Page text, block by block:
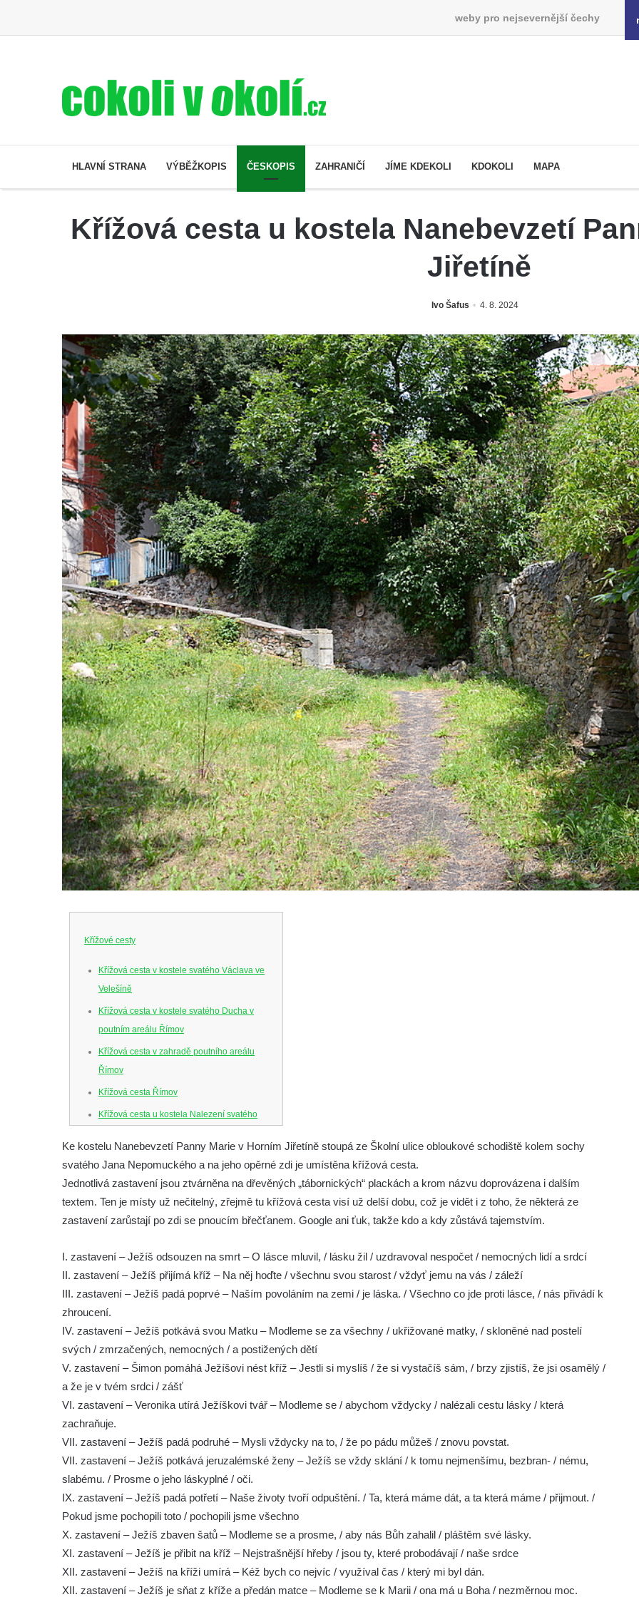
weby pro nejsevernější čechy
HLAVNÍ STRANA VÝBĚŽKOPIS ČESKOPIS ZAHRANIČÍ JÍME KDEKOLI KDOKOLI MAPA
Křížová cesta u kostela Nanebevzetí
Jiřetíně
Ivo Šafus 4. 8. 2024
Křížové cesty
Křížová cesta v kostele svatého Václava ve
Velešíně
Křížová cesta v kostele svatého Ducha v
poutním areálu Římov
Křížová cesta v zahradě poutního areálu
Římov
Křížová cesta Římov
Křížová cesta u kostela Nalezení svatého
Křížová cesta na Křížovém vrchu ve
Křížová cesta u kostela Nanebevzetí Panny
Marie v Horním Jiřetíně
Grabštejně
Křížová cesta u kostela svaté Máří
Magdaleny v Mařenicích
Křížová cesta Starý Hrozňatov
Křížová cesta v kapli Panny Marie Fatimské
ve Mšeném-lázně
Křížová cesta v kostele svatého Vavřince v
Království u Šluknova
Křížová cesta na fasádě kostela
Nanebevzetí Panny Marie v Schirgiswalde
Křížová cesta v kapli svatého Jana
Nepomuckého na návsi v Leské
Křížová cesta Chlumec
Křížová cesta u kostela Narození Panny
Ke kostelu Nanebevzetí Panny Marie v Horním Jiřetíně stoupá ze Školní ulice obloukové schodiště kolem sochy
svatého Jana Nepomuckého a na jeho opěrné zdi je umístěna křížová cesta.
Jednotlivá zastavení jsou ztvárněna na dřevěných „tábornických“ plackách a krom názvu doprovázena i dalším
textem. Ten je místy už nečitelný, zřejmě tu křížová cesta visí už delší dobu, což je vidět i z toho, že některá ze
zastavení zarůstají po zdi se pnoucím břečťanem. Google ani ťuk, takže kdo a kdy zůstává tajemstvím.
I. zastavení – Ježíš odsouzen na smrt – O lásce mluvil, / lásku žil / uzdravoval nespočet / nemocných lidí a srdcí
II. zastavení – Ježíš přijímá kříž – Na něj hoďte / všechnu svou starost / vždyť jemu na vás / záleží
III. zastavení – Ježíš padá poprvé – Naším povoláním na zemi / je láska. / Všechno co jde proti lásce, / nás přivádí k
zhroucení.
IV. zastavení – Ježíš potkává svou Matku – Modleme se za všechny / ukřižované matky, / skloněné nad postelí
svých / zmrzačených, nemocných / a postižených dětí
V. zastavení – Šimon pomáhá Ježíšovi nést kříž – Jestli si myslíš / že si vystačíš sám, / brzy zjistíš, že jsi osamělý /
a že je v tvém srdci / zášť
VI. zastavení – Veronika utírá Ježíškovi tvář – Modleme se / abychom vždycky / nalézali cestu lásky / která
zachraňuje.
VII. zastavení – Ježíš padá podruhé – Mysli vždycky na to, / že po pádu můžeš / znovu povstat.
VII. zastavení – Ježíš potkává jeruzalémské ženy – Ježíš se vždy sklání / k tomu nejmenšímu, bezbran- / nému,
slabému. / Prosme o jeho láskyplné / oči.
IX. zastavení – Ježíš padá potřetí – Naše životy tvoří odpuštění. / Ta, která máme dát, a ta která máme / přijmout. /
Pokud jsme pochopili toto / pochopili jsme všechno
X. zastavení – Ježíš zbaven šatů – Modleme se a prosme, / aby nás Bůh zahalil / pláštěm své lásky.
XI. zastavení – Ježíš je přibit na kříž – Nejstrašnější hřeby / jsou ty, které probodávají / naše srdce
XII. zastavení – Ježíš na kříži umírá – Kéž bych co nejvíc / využíval čas / který mi byl dán.
XII. zastavení – Ježíš je sňat z kříže a předán matce – Modleme se k Marii / ona má u Boha / nezměrnou moc.